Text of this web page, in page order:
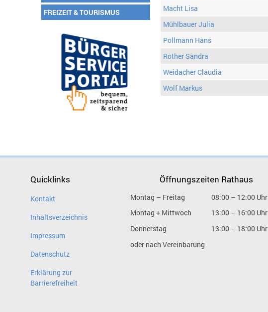
FREIZEIT & TOURISMUS
Macht Lisa
Mühlbauer Julia
Pollmann Hans
Rother Sandra
Weidacher Claudia
Wolf Markus
Quicklinks
Kontakt
Inhaltsverzeichnis
Impressum
Datenschutz
Erklärung zur
Barrierefreiheit
Öffnungszeiten Rathaus
Montag – Freitag
08:00 – 12:00 Uhr
Montag + Mittwoch
13:00 – 16:00 Uhr
Donnerstag
13:00 – 18:00 Uhr
oder nach Vereinbarung